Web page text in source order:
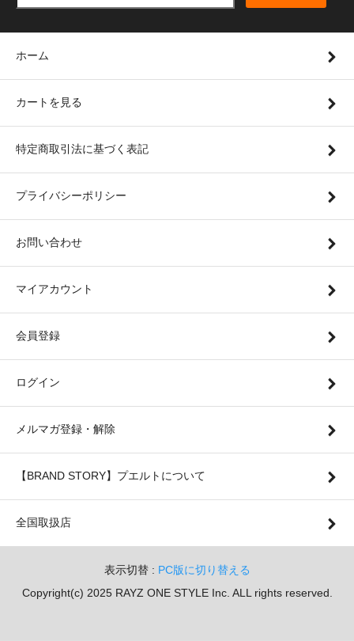
ホーム
カートを見る
特定商取引法に基づく表記
プライバシーポリシー
お問い合わせ
マイアカウント
会員登録
ログイン
メルマガ登録・解除
【BRAND STORY】プエルトについて
全国取扱店
表示切替 : PC版に切り替える
Copyright(c) 2025 RAYZ ONE STYLE Inc. ALL rights reserved.